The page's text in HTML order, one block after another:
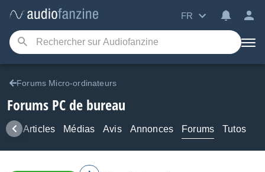
FR
Forums Micro-ordinateurs
Forums PC de bureau
Articles Médias Avis Annonces Forums Tutos